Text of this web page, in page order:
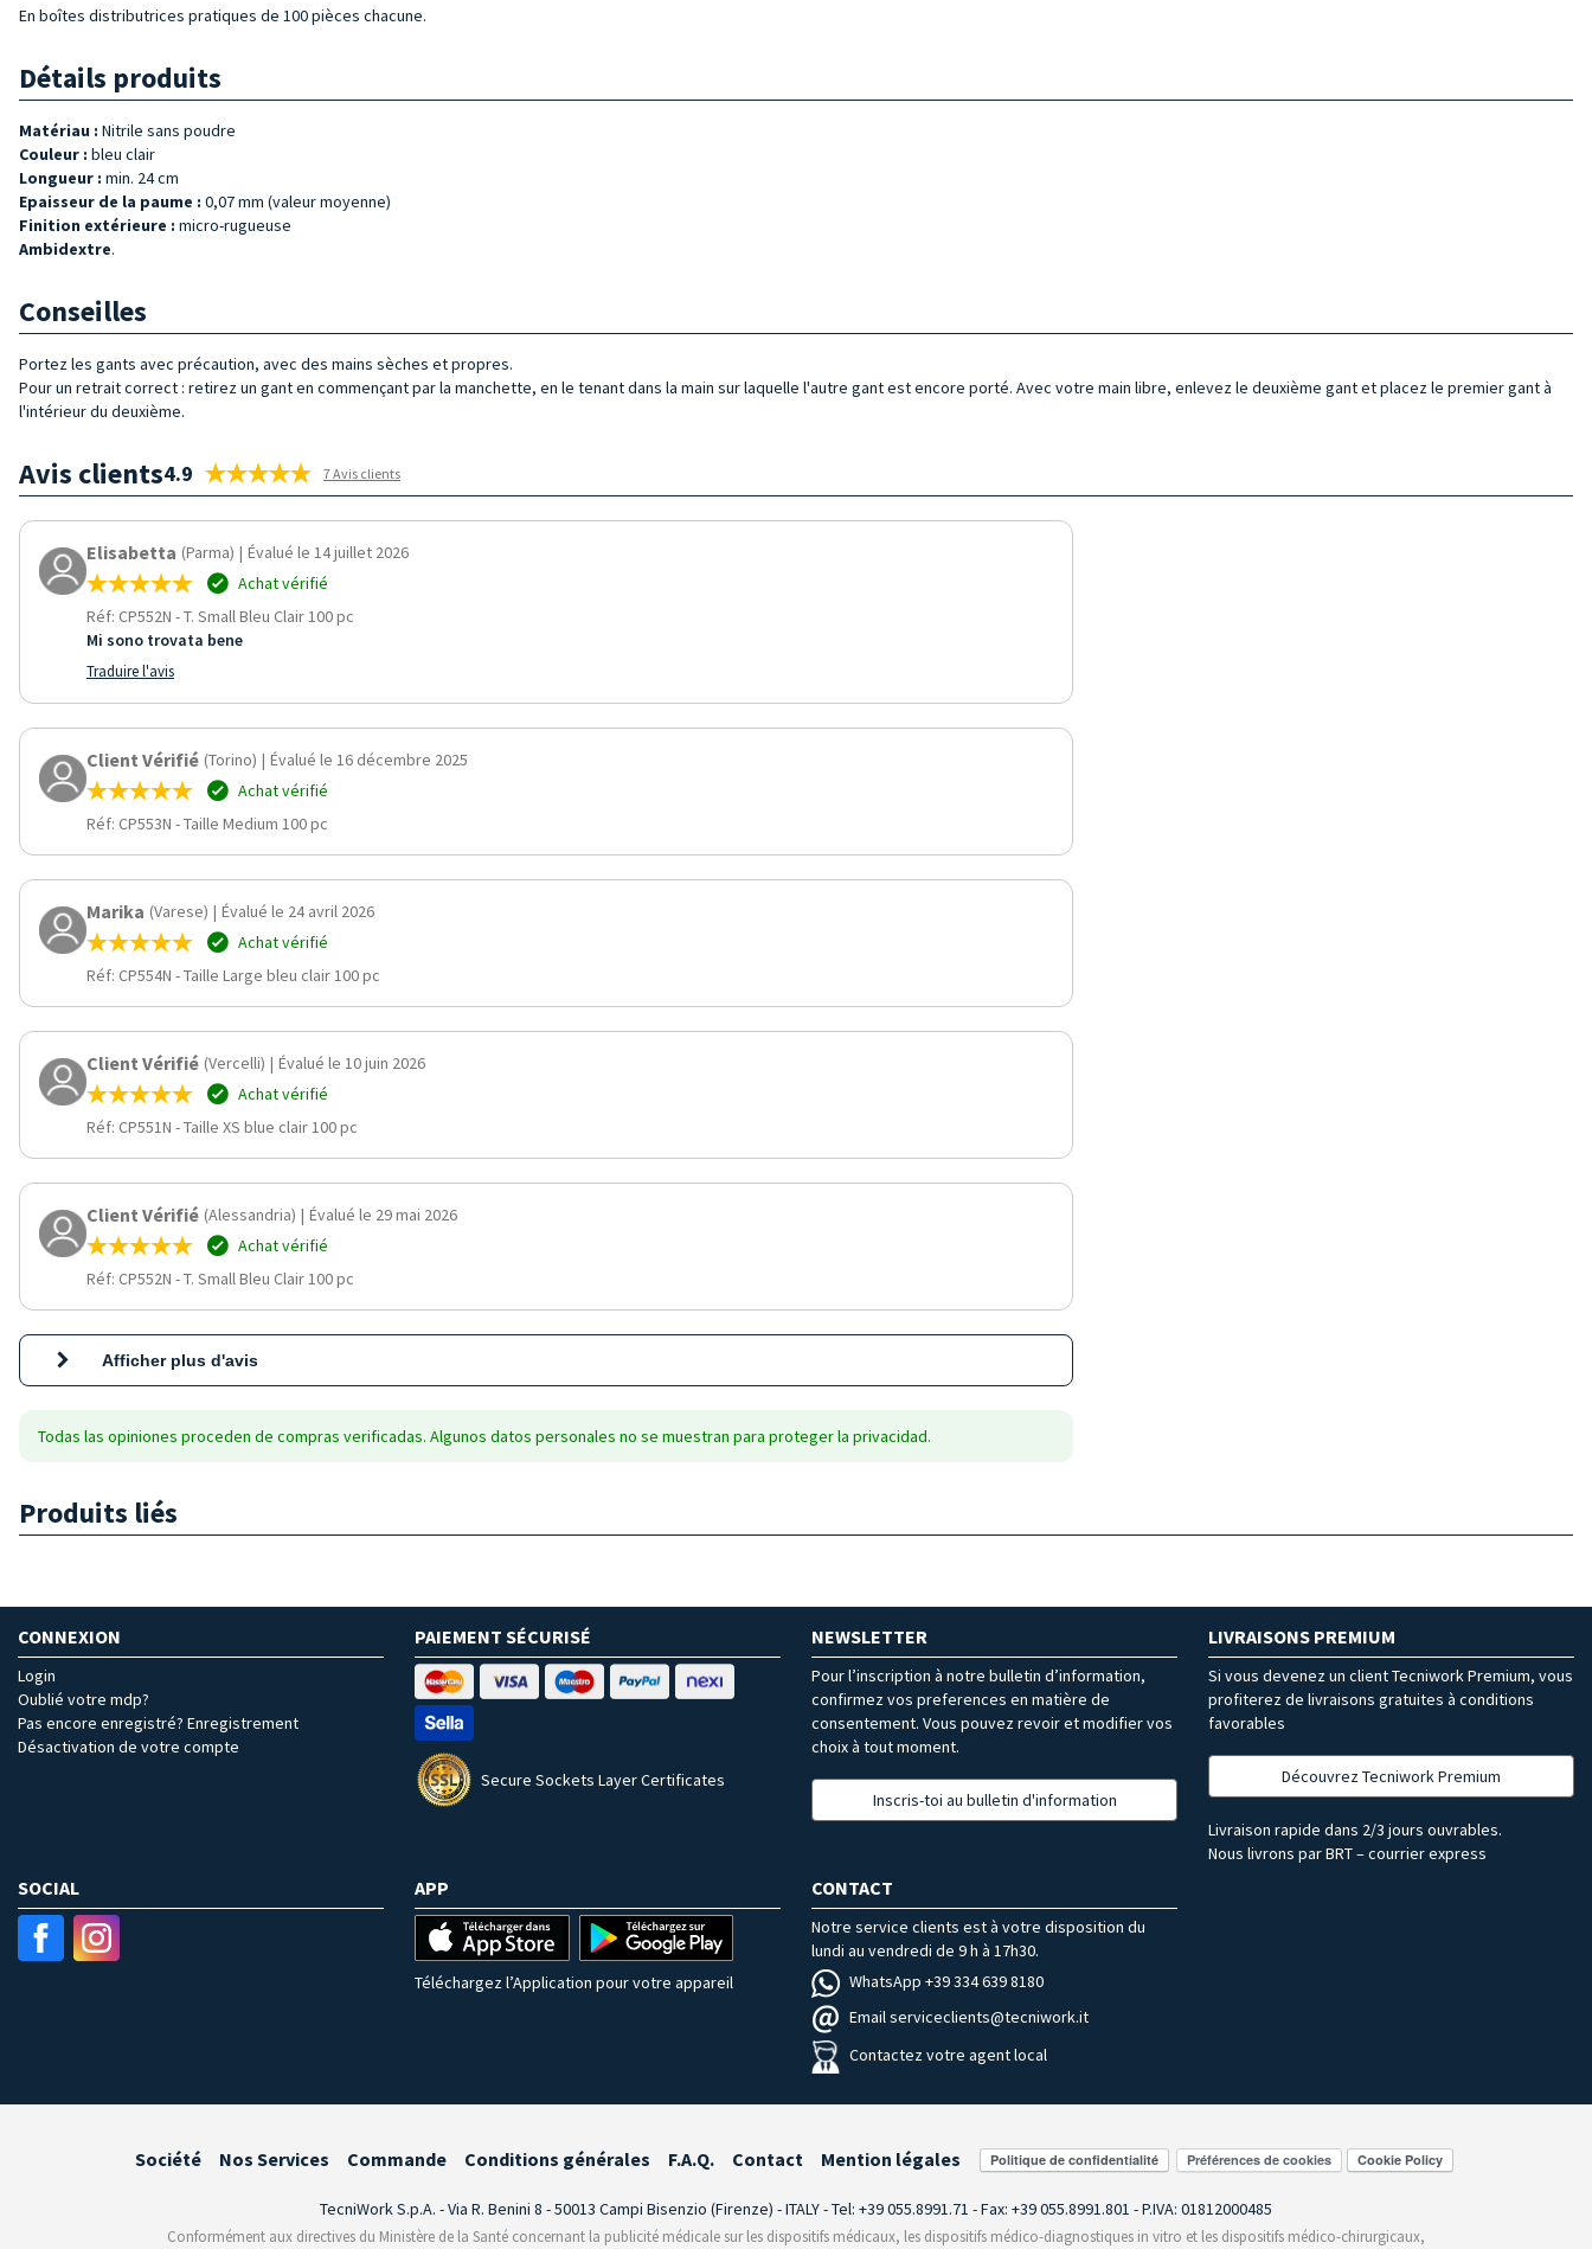
En boîtes distributrices pratiques de 100 pièces chacune.
Détails produits
Matériau : Nitrile sans poudre
Couleur : bleu clair
Longueur : min. 24 cm
Epaisseur de la paume : 0,07 mm (valeur moyenne)
Finition extérieure : micro-rugueuse
Ambidextre.
Conseilles
Portez les gants avec précaution, avec des mains sèches et propres.
Pour un retrait correct : retirez un gant en commençant par la manchette, en le tenant dans la main sur laquelle l'autre gant est encore porté. Avec votre main libre, enlevez le deuxième gant et placez le premier gant à
l'intérieur du deuxième.
Avis clients4.9 7 Avis clients
Elisabetta (Parma) | Évalué le 14 juillet 2026
Achat vérifié
Réf: CP552N -T. Small Bleu Clair 100 pc
Mi sono trovata bene
Traduire l'avis
Client Vérifié (Torino) | Évalué le 16 décembre 2025
Achat vérifié
Réf: CP553N -Taille Medium 100 pc
Marika (Varese) | Évalué le 24 avril 2026
Achat vérifié
Réf: CP554N -Taille Large bleu clair 100 pc
Client Vérifié (Vercelli) | Évalué le 10 juin 2026
Achat vérifié
Réf: CP551N -Taille XS blue clair 100 pc
Client Vérifié (Alessandria) | Évalué le 29 mai 2026
Achat vérifié
Réf: CP552N -T. Small Bleu Clair 100 pc
Afficher plus d'avis
Todas las opiniones proceden de compras verificadas. Algunos datos personales no se muestran para proteger la privacidad.
Produits liés
CONNEXION
Login
Oublié votre mdp?
Pas encore enregistré? Enregistrement
Désactivation de votre compte
PAIEMENT SÉCURISÉ
Secure Sockets Layer Certificates
NEWSLETTER
Pour l’inscription à notre bulletin d’information,
confirmez vos preferences en matière de
consentement. Vous pouvez revoir et modifier vos
choix à tout moment.
Inscris-toi au bulletin d'information
LIVRAISONS PREMIUM
Si vous devenez un client Tecniwork Premium, vous
profiterez de livraisons gratuites à conditions
favorables
Découvrez Tecniwork Premium
Livraison rapide dans 2/3 jours ouvrables.
Nous livrons par BRT – courrier express
SOCIAL APP
Téléchargez l’Application pour votre appareil
CONTACT
Notre service clients est à votre disposition du
lundi au vendredi de 9 h à 17h30.
WhatsApp +39 334 639 8180
Email serviceclients@tecniwork.it
Contactez votre agent local
Société Nos Services Commande Conditions générales F.A.Q. Contact Mention légales Préférences de cookies
TecniWork S.p.A. - Via R. Benini 8 - 50013 Campi Bisenzio (Firenze) - ITALY - Tel: +39 055.8991.71 - Fax: +39 055.8991.801 - P.IVA: 01812000485
Conformément aux directives du Ministère de la Santé concernant la publicité médicale sur les dispositifs médicaux, les dispositifs médico-diagnostiques in vitro et les dispositifs médico-chirurgicaux,